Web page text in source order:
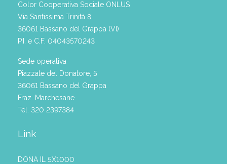
Color Cooperativa Sociale ONLUS
Via Santissima Trinità 8
36061 Bassano del Grappa (VI)
P.I. e C.F. 04043570243
Sede operativa
Piazzale del Donatore, 5
36061 Bassano del Grappa
Fraz. Marchesane
Tel. 320 2397384
Link
DONA IL 5X1000